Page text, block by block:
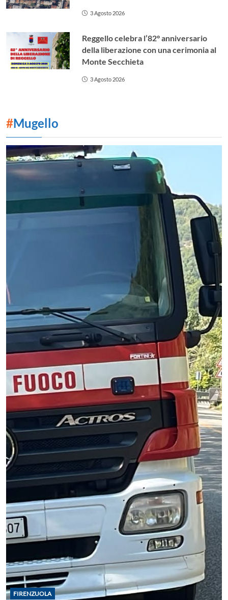
3 Agosto 2026
Reggello celebra l’82° anniversario
della liberazione con una cerimonia al
Monte Secchieta
3 Agosto 2026
#Mugello
FIRENZUOLA